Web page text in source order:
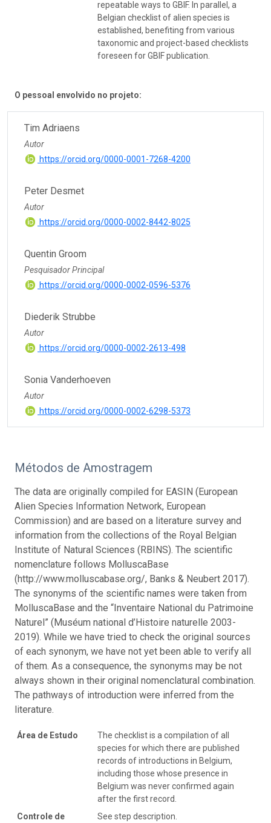
repeatable ways to GBIF. In parallel, a
Belgian checklist of alien species is
established, benefiting from various
taxonomic and project-based checklists
foreseen for GBIF publication.
O pessoal envolvido no projeto:
Tim Adriaens
Autor
https://orcid.org/0000-0001-7268-4200
Peter Desmet
Autor
https://orcid.org/0000-0002-8442-8025
Quentin Groom
Pesquisador Principal
https://orcid.org/0000-0002-0596-5376
Diederik Strubbe
Autor
https://orcid.org/0000-0002-2613-498
Sonia Vanderhoeven
Autor
https://orcid.org/0000-0002-6298-5373
Métodos de Amostragem
The data are originally compiled for EASIN (European
Alien Species Information Network, European
Commission) and are based on a literature survey and
information from the collections of the Royal Belgian
Institute of Natural Sciences (RBINS). The scientific
nomenclature follows MolluscaBase
(http://www.molluscabase.org/, Banks & Neubert 2017).
The synonyms of the scientific names were taken from
MolluscaBase and the “Inventaire National du Patrimoine
Naturel” (Muséum national d’Histoire naturelle 2003-
2019). While we have tried to check the original sources
of each synonym, we have not yet been able to verify all
of them. As a consequence, the synonyms may be not
always shown in their original nomenclatural combination.
The pathways of introduction were inferred from the
literature.
Área de Estudo
The checklist is a compilation of all
species for which there are published
records of introductions in Belgium,
including those whose presence in
Belgium was never confirmed again
after the first record.
Controle de
See step description.